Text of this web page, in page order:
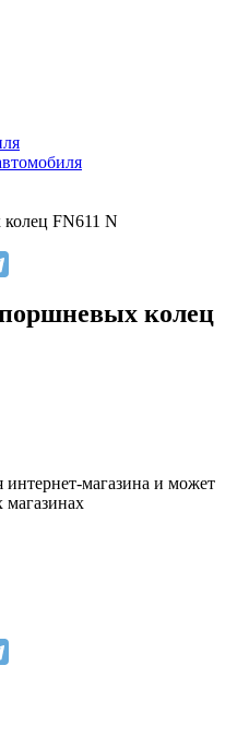
FN611 N
колец
интернет-магазина и может
магазинах